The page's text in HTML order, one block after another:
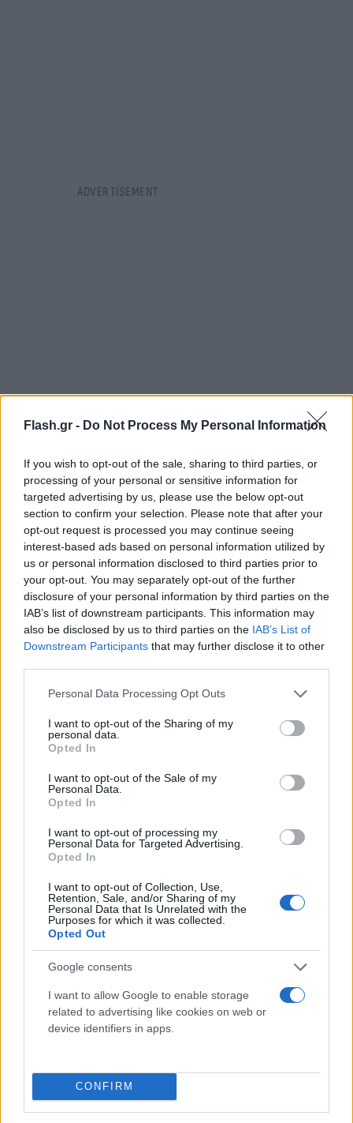
Flash.gr - Do Not Process My Personal Information
If you wish to opt-out of the sale, sharing to third parties, or
processing of your personal or sensitive information for
targeted advertising by us, please use the below opt-out
section to confirm your selection. Please note that after your
opt-out request is processed you may continue seeing
interest-based ads based on personal information utilized by
us or personal information disclosed to third parties prior to
your opt-out. You may separately opt-out of the further
disclosure of your personal information by third parties on the
IAB’s list of downstream participants. This information may
also be disclosed by us to third parties on the IAB’s List of
Downstream Participants that may further disclose it to other
Please note that this website/app uses one or more Google
not limited to your visit or usage behaviour. You may click to
grant or deny consent to Google and its third-party tags to
use your data for below specified purposes in below Google
consent section.
Personal Data Processing Opt Outs
I want to opt-out of the Sharing of my
personal data.
Opted In
I want to opt-out of the Sale of my
Personal Data.
Opted In
I want to opt-out of processing my
Personal Data for Targeted Advertising.
Opted In
I want to opt-out of Collection, Use,
Retention, Sale, and/or Sharing of my
Personal Data that Is Unrelated with the
Purposes for which it was collected.
Opted Out
Google consents
I want to allow Google to enable storage
related to advertising like cookies on web or
device identifiers in apps.
CONFIRM
https://youtu.be/qbM9lPGWlN4
Η Τβέντε θα καλύψει το μεγαλύτερο ποσοστό των
απολαβών του Τζόλη, ο οποίος θα έχει ως όφελος
στον σταθερό χρόνο συμμετοχής, κάτι που δεν
είχε πέρυσι στην Premier League με την Νόριτς, η
οποία τερμάτισε τελευταία και υποβιβάστηκε.
Σημειώνεται ότι θα έχει ευκαιρία να παίξει και στην
Ευρώπη, αφού η - όπως φαίνεται - νέα του ομάδα,